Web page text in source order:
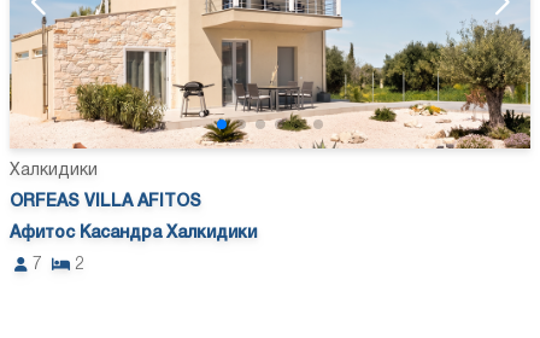
Халкидики
ORFEAS VILLA AFITOS
Афитос Касандра Халкидики
7
2